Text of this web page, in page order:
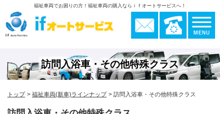
福祉車両でお困りの方！福祉車両の購入ならｉｆオートサービスへ！
訪問入浴車・その他特殊クラス
トップ 福祉車両(新車)ラインナップ 訪問入浴車・その他特殊クラス